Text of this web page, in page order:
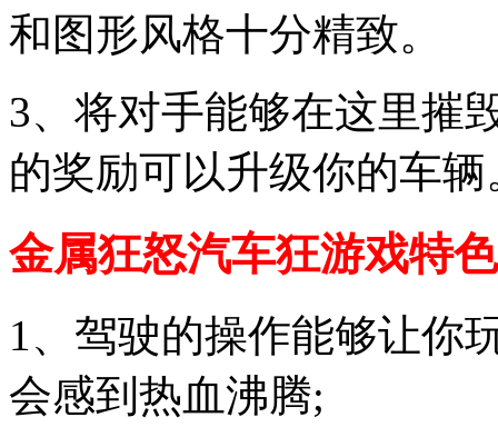
和图形风格十分精致。
3、将对手能够在这里摧
的奖励可以升级你的车辆
金属狂怒汽车狂游戏特色
1、驾驶的操作能够让你
会感到热血沸腾;